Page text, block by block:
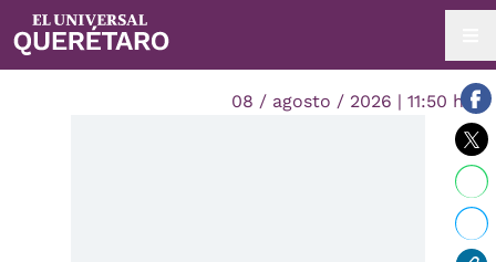
08 / agosto / 2026 | 11:50 hrs.